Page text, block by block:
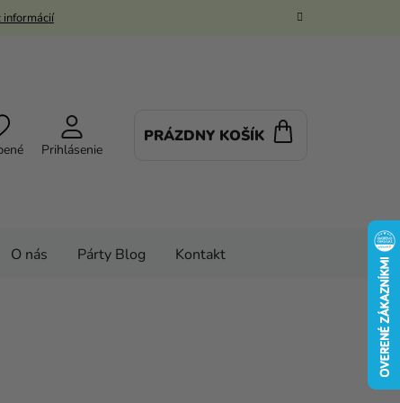
informácií
Prihlásenie
PRÁZDNY KOŠÍK
O nás Párty Blog Kontakt